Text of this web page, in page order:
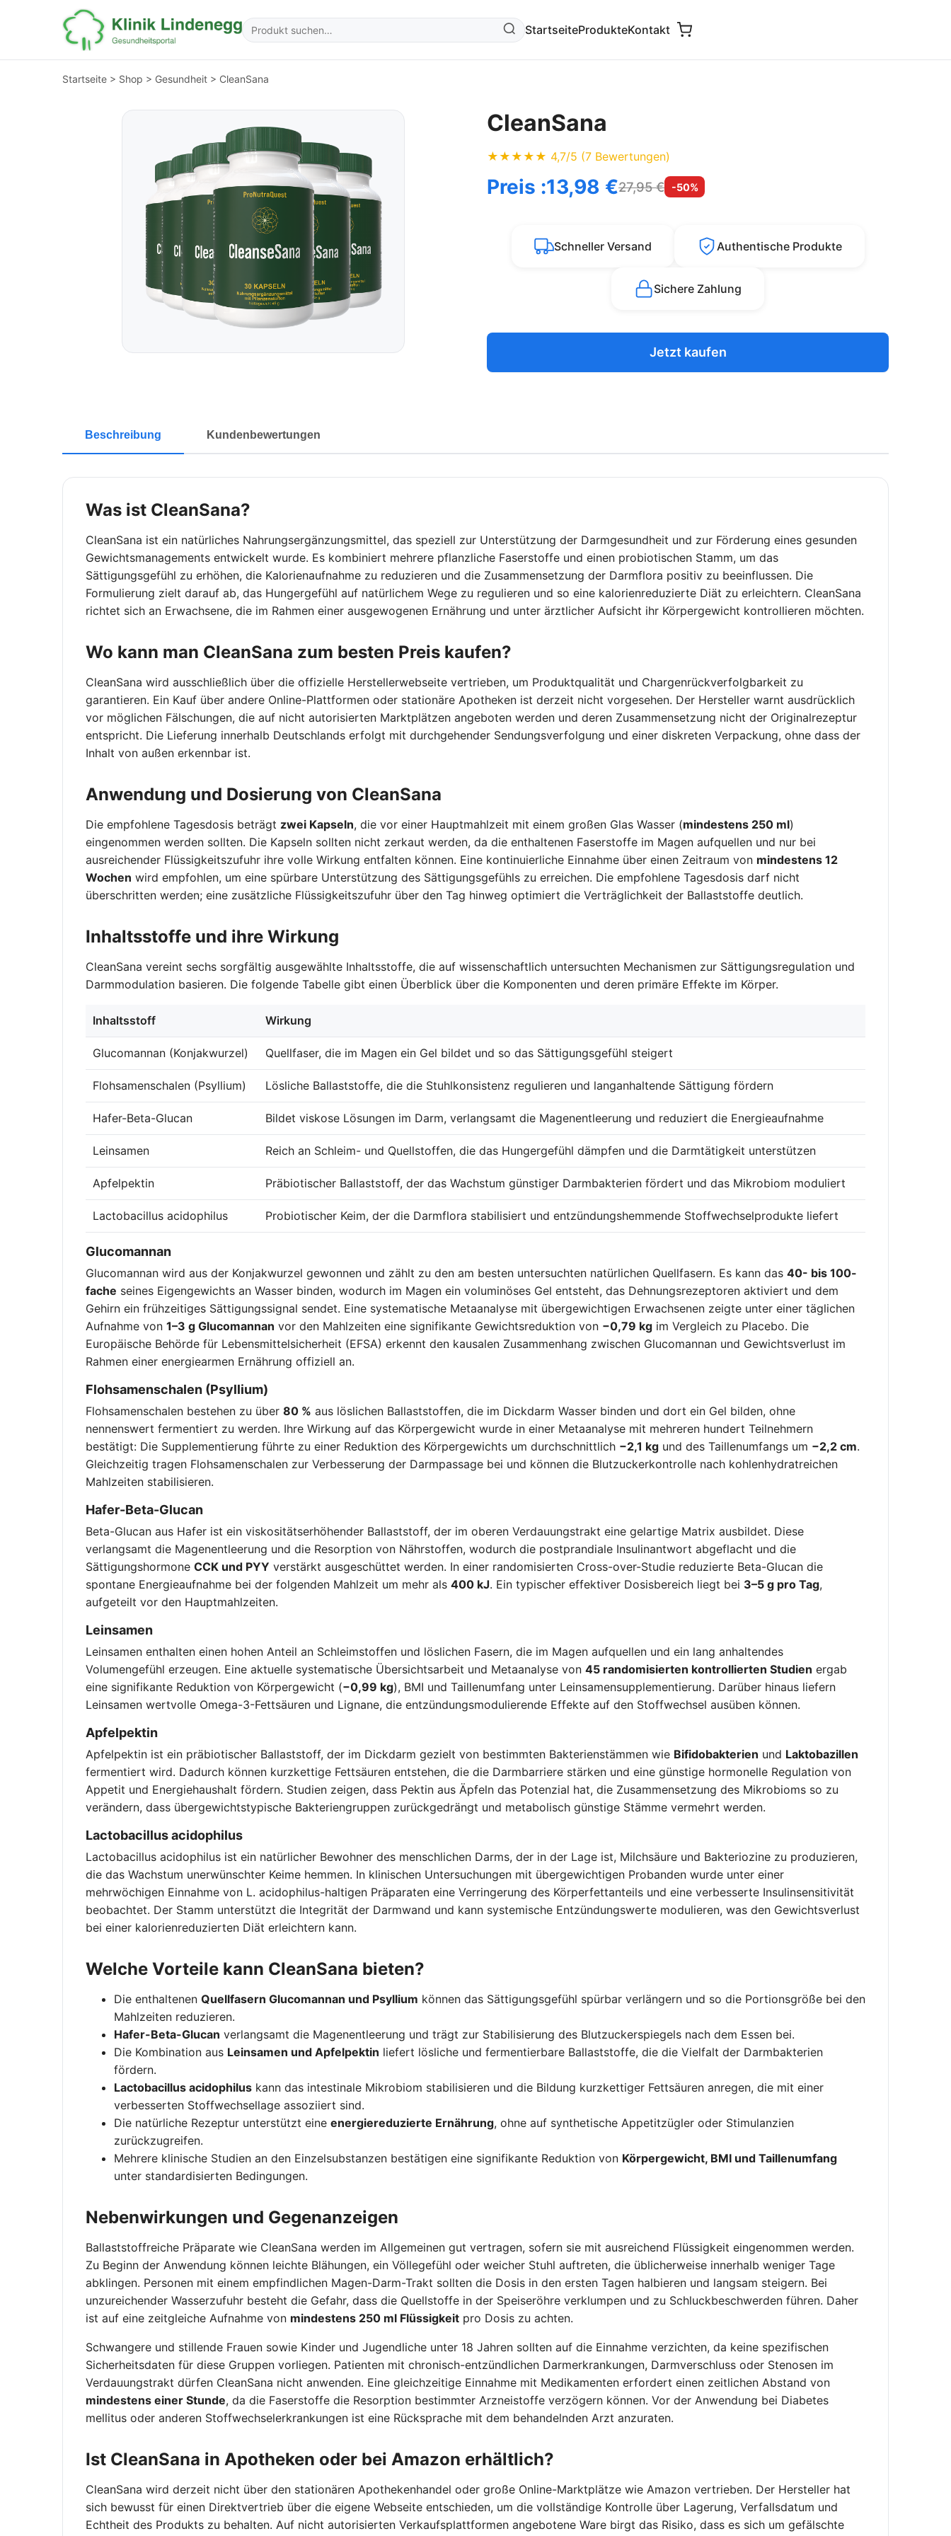
StartseiteProdukteKontakt
Startseite > Shop > Gesundheit > CleanSana
CleanSana
★★★★★ 4,7/5 (7 Bewertungen)
Preis :13,98 €27,95 € -50%
Schneller Versand Authentische Produkte
Sichere Zahlung
Jetzt kaufen
Beschreibung Kundenbewertungen
Was ist CleanSana?
CleanSana ist ein natürliches Nahrungsergänzungsmittel, das speziell zur Unterstützung der Darmgesundheit und zur Förderung eines gesunden
Gewichtsmanagements entwickelt wurde. Es kombiniert mehrere pflanzliche Faserstoffe und einen probiotischen Stamm, um das
Sättigungsgefühl zu erhöhen, die Kalorienaufnahme zu reduzieren und die Zusammensetzung der Darmflora positiv zu beeinflussen. Die
Formulierung zielt darauf ab, das Hungergefühl auf natürlichem Wege zu regulieren und so eine kalorienreduzierte Diät zu erleichtern. CleanSana
richtet sich an Erwachsene, die im Rahmen einer ausgewogenen Ernährung und unter ärztlicher Aufsicht ihr Körpergewicht kontrollieren möchten.
Wo kann man CleanSana zum besten Preis kaufen?
CleanSana wird ausschließlich über die offizielle Herstellerwebseite vertrieben, um Produktqualität und Chargenrückverfolgbarkeit zu
garantieren. Ein Kauf über andere Online-Plattformen oder stationäre Apotheken ist derzeit nicht vorgesehen. Der Hersteller warnt ausdrücklich
vor möglichen Fälschungen, die auf nicht autorisierten Marktplätzen angeboten werden und deren Zusammensetzung nicht der Originalrezeptur
entspricht. Die Lieferung innerhalb Deutschlands erfolgt mit durchgehender Sendungsverfolgung und einer diskreten Verpackung, ohne dass der
Inhalt von außen erkennbar ist.
Anwendung und Dosierung von CleanSana
Die empfohlene Tagesdosis beträgt zwei Kapseln, die vor einer Hauptmahlzeit mit einem großen Glas Wasser (mindestens 250 ml)
eingenommen werden sollten. Die Kapseln sollten nicht zerkaut werden, da die enthaltenen Faserstoffe im Magen aufquellen und nur bei
ausreichender Flüssigkeitszufuhr ihre volle Wirkung entfalten können. Eine kontinuierliche Einnahme über einen Zeitraum von mindestens 12
Wochen wird empfohlen, um eine spürbare Unterstützung des Sättigungsgefühls zu erreichen. Die empfohlene Tagesdosis darf nicht
überschritten werden; eine zusätzliche Flüssigkeitszufuhr über den Tag hinweg optimiert die Verträglichkeit der Ballaststoffe deutlich.
Inhaltsstoffe und ihre Wirkung
CleanSana vereint sechs sorgfältig ausgewählte Inhaltsstoffe, die auf wissenschaftlich untersuchten Mechanismen zur Sättigungsregulation und
Darmmodulation basieren. Die folgende Tabelle gibt einen Überblick über die Komponenten und deren primäre Effekte im Körper.
Inhaltsstoff Wirkung
Glucomannan (Konjakwurzel) Quellfaser, die im Magen ein Gel bildet und so das Sättigungsgefühl steigert
Flohsamenschalen (Psyllium) Lösliche Ballaststoffe, die die Stuhlkonsistenz regulieren und langanhaltende Sättigung fördern
Hafer-Beta-Glucan Bildet viskose Lösungen im Darm, verlangsamt die Magenentleerung und reduziert die Energieaufnahme
Leinsamen Reich an Schleim- und Quellstoffen, die das Hungergefühl dämpfen und die Darmtätigkeit unterstützen
Apfelpektin Präbiotischer Ballaststoff, der das Wachstum günstiger Darmbakterien fördert und das Mikrobiom moduliert
Lactobacillus acidophilus Probiotischer Keim, der die Darmflora stabilisiert und entzündungshemmende Stoffwechselprodukte liefert
Glucomannan
Glucomannan wird aus der Konjakwurzel gewonnen und zählt zu den am besten untersuchten natürlichen Quellfasern. Es kann das 40- bis 100-
fache seines Eigengewichts an Wasser binden, wodurch im Magen ein voluminöses Gel entsteht, das Dehnungsrezeptoren aktiviert und dem
Gehirn ein frühzeitiges Sättigungssignal sendet. Eine systematische Metaanalyse mit übergewichtigen Erwachsenen zeigte unter einer täglichen
Aufnahme von 1–3 g Glucomannan vor den Mahlzeiten eine signifikante Gewichtsreduktion von −0,79 kg im Vergleich zu Placebo. Die
Europäische Behörde für Lebensmittelsicherheit (EFSA) erkennt den kausalen Zusammenhang zwischen Glucomannan und Gewichtsverlust im
Rahmen einer energiearmen Ernährung offiziell an.
Flohsamenschalen (Psyllium)
Flohsamenschalen bestehen zu über 80 % aus löslichen Ballaststoffen, die im Dickdarm Wasser binden und dort ein Gel bilden, ohne
nennenswert fermentiert zu werden. Ihre Wirkung auf das Körpergewicht wurde in einer Metaanalyse mit mehreren hundert Teilnehmern
bestätigt: Die Supplementierung führte zu einer Reduktion des Körpergewichts um durchschnittlich −2,1 kg und des Taillenumfangs um −2,2 cm.
Gleichzeitig tragen Flohsamenschalen zur Verbesserung der Darmpassage bei und können die Blutzuckerkontrolle nach kohlenhydratreichen
Mahlzeiten stabilisieren.
Hafer-Beta-Glucan
Beta-Glucan aus Hafer ist ein viskositätserhöhender Ballaststoff, der im oberen Verdauungstrakt eine gelartige Matrix ausbildet. Diese
verlangsamt die Magenentleerung und die Resorption von Nährstoffen, wodurch die postprandiale Insulinantwort abgeflacht und die
Sättigungshormone CCK und PYY verstärkt ausgeschüttet werden. In einer randomisierten Cross-over-Studie reduzierte Beta-Glucan die
spontane Energieaufnahme bei der folgenden Mahlzeit um mehr als 400 kJ. Ein typischer effektiver Dosisbereich liegt bei 3–5 g pro Tag,
aufgeteilt vor den Hauptmahlzeiten.
Leinsamen
Leinsamen enthalten einen hohen Anteil an Schleimstoffen und löslichen Fasern, die im Magen aufquellen und ein lang anhaltendes
Volumengefühl erzeugen. Eine aktuelle systematische Übersichtsarbeit und Metaanalyse von 45 randomisierten kontrollierten Studien ergab
eine signifikante Reduktion von Körpergewicht (−0,99 kg), BMI und Taillenumfang unter Leinsamensupplementierung. Darüber hinaus liefern
Leinsamen wertvolle Omega-3-Fettsäuren und Lignane, die entzündungsmodulierende Effekte auf den Stoffwechsel ausüben können.
Apfelpektin
Apfelpektin ist ein präbiotischer Ballaststoff, der im Dickdarm gezielt von bestimmten Bakterienstämmen wie Bifidobakterien und Laktobazillen
fermentiert wird. Dadurch können kurzkettige Fettsäuren entstehen, die die Darmbarriere stärken und eine günstige hormonelle Regulation von
Appetit und Energiehaushalt fördern. Studien zeigen, dass Pektin aus Äpfeln das Potenzial hat, die Zusammensetzung des Mikrobioms so zu
verändern, dass übergewichtstypische Bakteriengruppen zurückgedrängt und metabolisch günstige Stämme vermehrt werden.
Lactobacillus acidophilus
Lactobacillus acidophilus ist ein natürlicher Bewohner des menschlichen Darms, der in der Lage ist, Milchsäure und Bakteriozine zu produzieren,
die das Wachstum unerwünschter Keime hemmen. In klinischen Untersuchungen mit übergewichtigen Probanden wurde unter einer
mehrwöchigen Einnahme von L. acidophilus-haltigen Präparaten eine Verringerung des Körperfettanteils und eine verbesserte Insulinsensitivität
beobachtet. Der Stamm unterstützt die Integrität der Darmwand und kann systemische Entzündungswerte modulieren, was den Gewichtsverlust
bei einer kalorienreduzierten Diät erleichtern kann.
Welche Vorteile kann CleanSana bieten?
Die enthaltenen Quellfasern Glucomannan und Psyllium können das Sättigungsgefühl spürbar verlängern und so die Portionsgröße bei den
Mahlzeiten reduzieren.
Hafer-Beta-Glucan verlangsamt die Magenentleerung und trägt zur Stabilisierung des Blutzuckerspiegels nach dem Essen bei.
Die Kombination aus Leinsamen und Apfelpektin liefert lösliche und fermentierbare Ballaststoffe, die die Vielfalt der Darmbakterien
fördern.
Lactobacillus acidophilus kann das intestinale Mikrobiom stabilisieren und die Bildung kurzkettiger Fettsäuren anregen, die mit einer
verbesserten Stoffwechsellage assoziiert sind.
Die natürliche Rezeptur unterstützt eine energiereduzierte Ernährung, ohne auf synthetische Appetitzügler oder Stimulanzien
zurückzugreifen.
Mehrere klinische Studien an den Einzelsubstanzen bestätigen eine signifikante Reduktion von Körpergewicht, BMI und Taillenumfang
unter standardisierten Bedingungen.
Nebenwirkungen und Gegenanzeigen
Ballaststoffreiche Präparate wie CleanSana werden im Allgemeinen gut vertragen, sofern sie mit ausreichend Flüssigkeit eingenommen werden.
Zu Beginn der Anwendung können leichte Blähungen, ein Völlegefühl oder weicher Stuhl auftreten, die üblicherweise innerhalb weniger Tage
abklingen. Personen mit einem empfindlichen Magen-Darm-Trakt sollten die Dosis in den ersten Tagen halbieren und langsam steigern. Bei
unzureichender Wasserzufuhr besteht die Gefahr, dass die Quellstoffe in der Speiseröhre verklumpen und zu Schluckbeschwerden führen. Daher
ist auf eine zeitgleiche Aufnahme von mindestens 250 ml Flüssigkeit pro Dosis zu achten.
Schwangere und stillende Frauen sowie Kinder und Jugendliche unter 18 Jahren sollten auf die Einnahme verzichten, da keine spezifischen
Sicherheitsdaten für diese Gruppen vorliegen. Patienten mit chronisch-entzündlichen Darmerkrankungen, Darmverschluss oder Stenosen im
Verdauungstrakt dürfen CleanSana nicht anwenden. Eine gleichzeitige Einnahme mit Medikamenten erfordert einen zeitlichen Abstand von
mindestens einer Stunde, da die Faserstoffe die Resorption bestimmter Arzneistoffe verzögern können. Vor der Anwendung bei Diabetes
mellitus oder anderen Stoffwechselerkrankungen ist eine Rücksprache mit dem behandelnden Arzt anzuraten.
Ist CleanSana in Apotheken oder bei Amazon erhältlich?
CleanSana wird derzeit nicht über den stationären Apothekenhandel oder große Online-Marktplätze wie Amazon vertrieben. Der Hersteller hat
sich bewusst für einen Direktvertrieb über die eigene Webseite entschieden, um die vollständige Kontrolle über Lagerung, Verfallsdatum und
Echtheit des Produkts zu behalten. Auf nicht autorisierten Verkaufsplattformen angebotene Ware birgt das Risiko, dass es sich um gefälschte